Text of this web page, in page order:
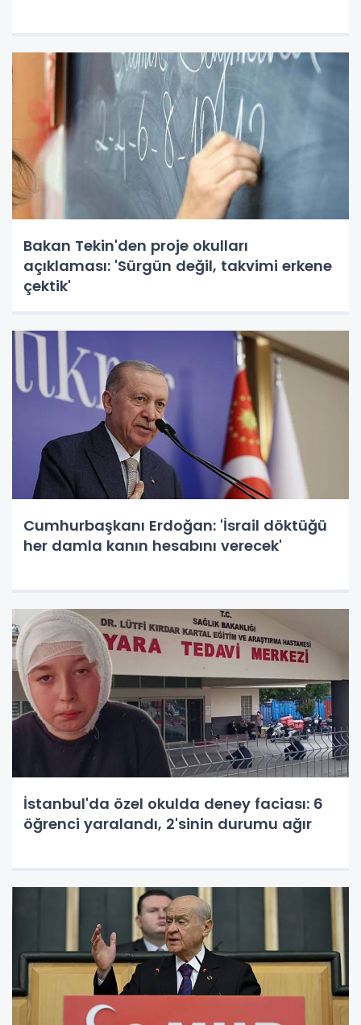
Bakan Tekin'den proje okulları
açıklaması: 'Sürgün değil, takvimi erkene
çektik'
Cumhurbaşkanı Erdoğan: 'İsrail döktüğü
her damla kanın hesabını verecek'
İstanbul'da özel okulda deney faciası: 6
öğrenci yaralandı, 2'sinin durumu ağır